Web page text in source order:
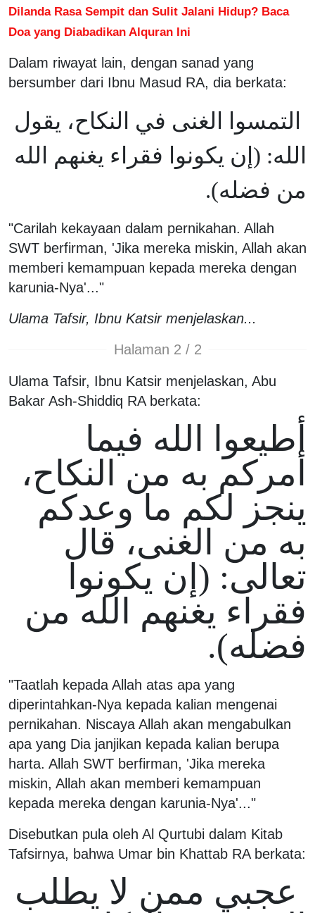
Dilanda Rasa Sempit dan Sulit Jalani Hidup? Baca
Doa yang Diabadikan Alquran Ini
Dalam riwayat lain, dengan sanad yang
bersumber dari Ibnu Masud RA, dia berkata:
التمسوا الغنى في النكاح، يقول
الله: (إن يكونوا فقراء يغنهم الله
من فضله).
"Carilah kekayaan dalam pernikahan. Allah
SWT berfirman, 'Jika mereka miskin, Allah akan
memberi kemampuan kepada mereka dengan
karunia-Nya'..."
Ulama Tafsir, Ibnu Katsir menjelaskan...
Halaman 2 / 2
Ulama Tafsir, Ibnu Katsir menjelaskan, Abu
Bakar Ash-Shiddiq RA berkata:
أطيعوا الله فيما
أمركم به من النكاح،
ينجز لكم ما وعدكم
به من الغنى، قال
تعالى: (إن يكونوا
فقراء يغنهم الله من
فضله).
"Taatlah kepada Allah atas apa yang
diperintahkan-Nya kepada kalian mengenai
pernikahan. Niscaya Allah akan mengabulkan
apa yang Dia janjikan kepada kalian berupa
harta. Allah SWT berfirman, 'Jika mereka
miskin, Allah akan memberi kemampuan
kepada mereka dengan karunia-Nya'..."
Disebutkan pula oleh Al Qurtubi dalam Kitab
Tafsirnya, bahwa Umar bin Khattab RA berkata:
عجبي ممن لا يطلب